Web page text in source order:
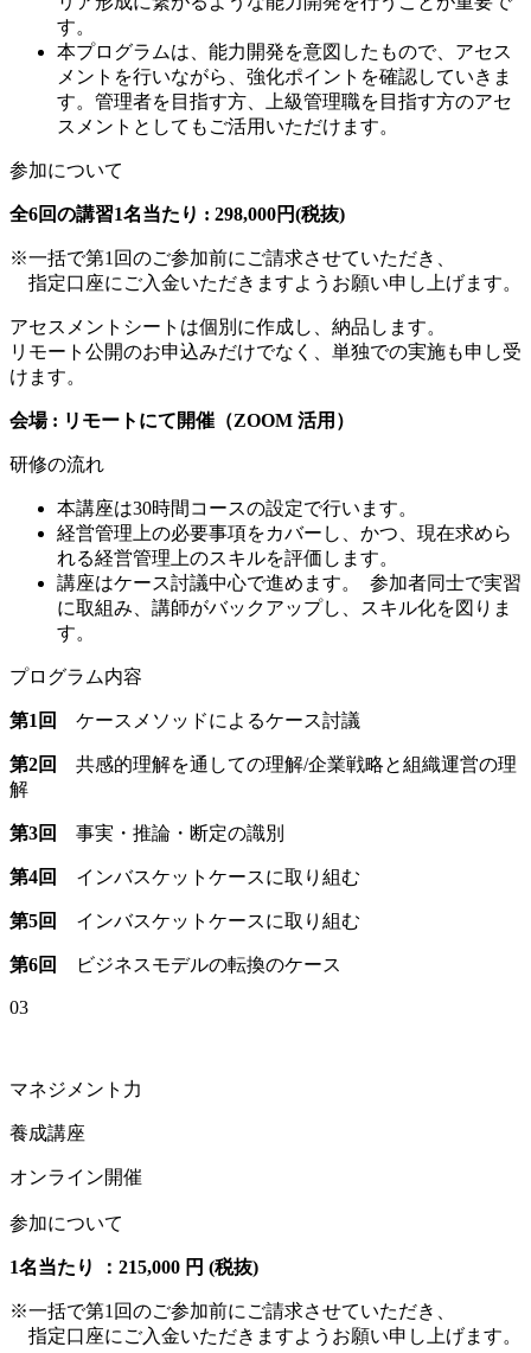
す。
本プログラムは、能力開発を意図したもので、アセス
メントを行いながら、強化ポイントを確認していきま
す。管理者を目指す方、上級管理職を目指す方のアセ
スメントとしてもご活用いただけます。
参加について
全6回の講習1名当たり : 298,000円(税抜)
※一括で第1回のご参加前にご請求させていただき、
指定口座にご入金いただきますようお願い申し上げます。
アセスメントシートは個別に作成し、納品します。
リモート公開のお申込みだけでなく、単独での実施も申し受
けます。
会場 : リモートにて開催（ZOOM 活用）
研修の流れ
本講座は30時間コースの設定で行います。
経営管理上の必要事項をカバーし、かつ、現在求めら
れる経営管理上のスキルを評価します。
講座はケース討議中心で進めます。 参加者同士で実習
に取組み、講師がバックアップし、スキル化を図りま
す。
プログラム内容
第1回 ケースメソッドによるケース討議
第2回
共感的理解を通しての理解/企業戦略と組織運営の理
解
第3回 事実・推論・断定の識別
第4回 インバスケットケースに取り組む
第5回 インバスケットケースに取り組む
第6回 ビジネスモデルの転換のケース
03
マネジメント力
養成講座
オンライン開催
参加について
1名当たり ：215,000 円 (税抜)
※一括で第1回のご参加前にご請求させていただき、
指定口座にご入金いただきますようお願い申し上げます。